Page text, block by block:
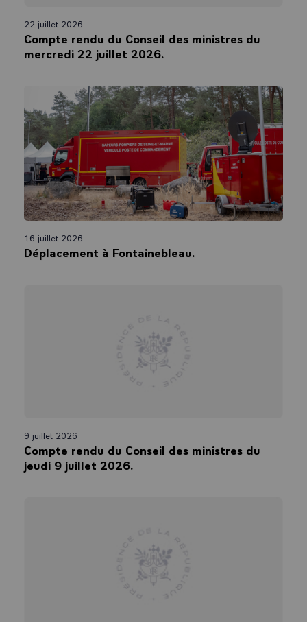
22 juillet 2026
Compte rendu du Conseil des ministres du
mercredi 22 juillet 2026.
16 juillet 2026
Déplacement à Fontainebleau.
9 juillet 2026
Compte rendu du Conseil des ministres du
jeudi 9 juillet 2026.